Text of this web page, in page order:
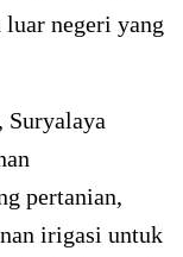
negeri yang
Suryalaya
pertanian,
irigasi untuk